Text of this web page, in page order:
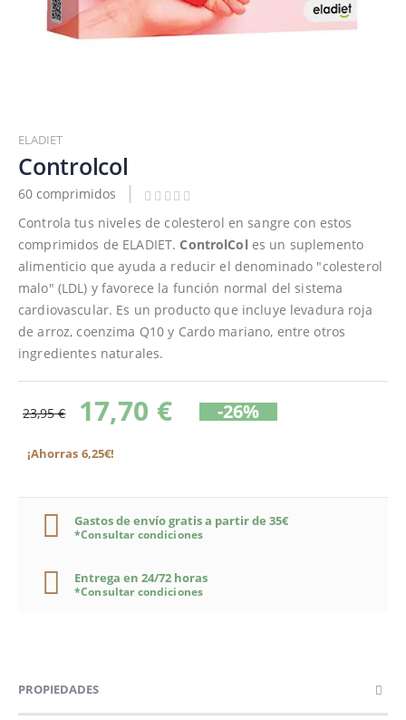
al
comienzo
de
la
galería
imágenes
ELADIET
Controlcol
60 comprimidos
Controla tus niveles de colesterol en sangre con estos
comprimidos de ELADIET. ControlColes un suplemento
alimenticio que ayuda a reducir el denominado "colesterol
malo" (LDL) y favorece la función normal del sistema
cardiovascular. Es un producto que incluye levadura roja
de arroz, coenzima Q10 y Cardo mariano, entre otros
ingredientes naturales.
23,95 € 17,70 € -26%
¡Ahorras 6,25€!
Gastos de envío gratis a partir de 35€
*Consultar condiciones
Entrega en 24/72 horas
*Consultar condiciones
PROPIEDADES